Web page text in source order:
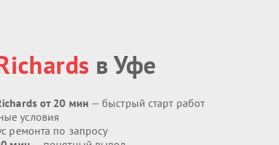
в Уфе
от 20 мин — быстрый старт работ
условия
ремонта по запросу